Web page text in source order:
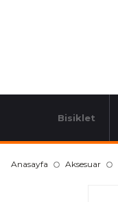
Bisiklet
Anasayfa Aksesuar